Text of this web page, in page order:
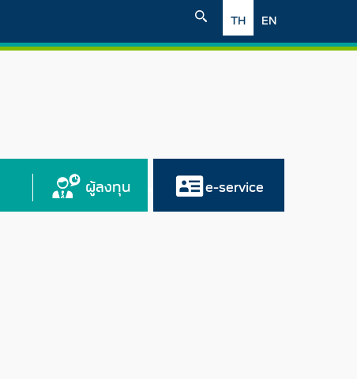
EN
TH
ผู้ลงทุน e-service